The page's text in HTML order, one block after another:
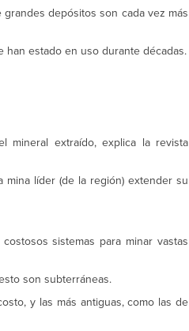
depósitos son cada vez más
han estado en uso durante décadas.
mineral extraído, explica la revista
mina líder (de la región) extender su
sistemas para minar vastas
son subterráneas.
y las más antiguas, como las de